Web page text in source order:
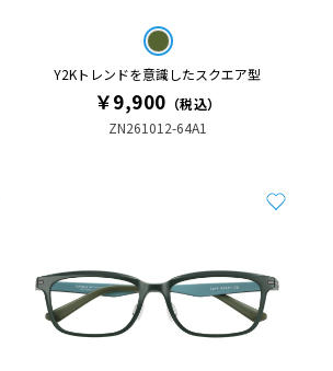
Y2Kトレンドを意識したスクエア型
￥9,900 （税込）
ZN261012-64A1